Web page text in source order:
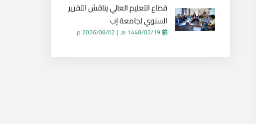
قطاع التعليم العالي يناقش التقرير
السنوي لجامعة إب
1448/02/19 هـ | 2026/08/02 م